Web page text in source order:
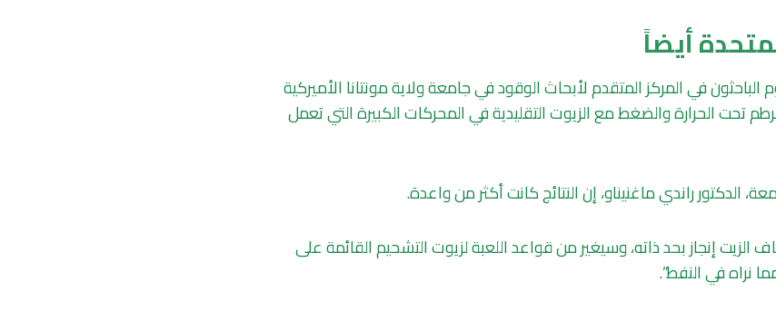
أيضاً
الباحثون في المركز المتقدم لأبحاث الوقود في جامعة ولاية مونتانا الأميركية
تحت الحرارة والضغط مع الزيوت التقليدية في المحركات الكبيرة التي تعمل
الدكتور راندي ماغنيناو، إن النتائج كانت أكثر من واعدة.
الزيت إنجاز بحد ذاته، وسيغير من قواعد اللعبة لزيوت التشحيم القائمة على
نراه في النفط”.